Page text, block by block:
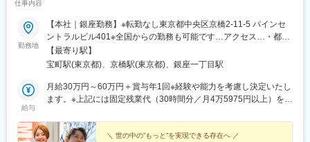
仕事内容
勤務地
【本社｜銀座勤務】※転勤なし東京都中央区京橋2-11-5 パインセ
ントラルビル401※全国からの勤務も可能です…アクセス…・都営
浅草線「宝町駅」より徒歩30秒・東京メトロ銀座線「京橋駅」よ
り徒歩3分・東京メトロ有楽町線「銀座一丁目駅」より徒歩8分・
【最寄り駅】
宝町駅(東京都)、京橋駅(東京都)、銀座一丁目駅
給与
月給30万円～60万円＋賞与年1回※経験や能力を考慮し決定いたし
ます。※上記には固定残業代（30時間分／月4万5975円以上）を含
映／明瞭な人事考課制度により、成果を正当に評価します。取引
の粗利が評価のポイントとなります。未経験入社でも早い方だと3
＼ 世の中の”もっと”を実現できる存在へ ／